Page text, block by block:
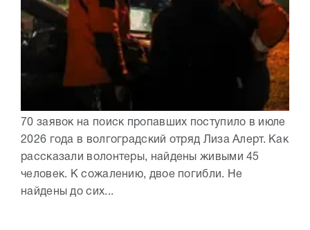
70 заявок на поиск пропавших поступило в июле
2026 года в волгоградский отряд Лиза Алерт. Как
рассказали волонтеры, найдены живыми 45
человек. К сожалению, двое погибли. Не
найдены до сих...